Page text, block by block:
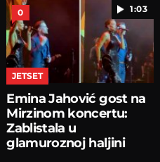
1:03
0
JETSET
Emina Jahović gost na
Mirzinom koncertu:
Zablistala u
glamuroznoj haljini